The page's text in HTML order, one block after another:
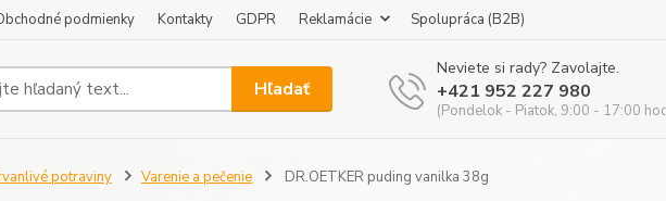
podmienky Kontakty GDPR Reklamácie Spolupráca (B2B)
Hľadať
Neviete si rady? Zavolajte.
+421 952 227 980
(Pondelok - Piatok, 9:00 - 17:00
potraviny Varenie a pečenie DR.OETKER puding vanilka 38g